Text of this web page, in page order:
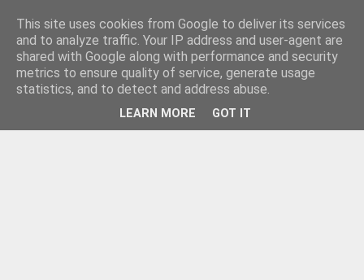
This site uses cookies from Google to deliver its services
and to analyze traffic. Your IP address and user-agent are
shared with Google along with performance and security
metrics to ensure quality of service, generate usage
statistics, and to detect and address abuse.
LEARN MORE GOT IT